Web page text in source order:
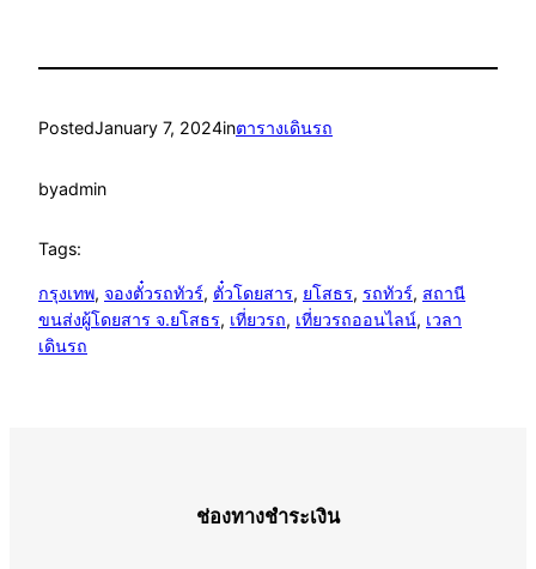
PostedJanuary 7, 2024inตารางเดินรถ
byadmin
Tags:
กรุงเทพ, จองตั๋วรถทัวร์, ตั๋วโดยสาร, ยโสธร, รถทัวร์, สถานี
ขนส่งผู้โดยสาร จ.ยโสธร, เที่ยวรถ, เที่ยวรถออนไลน์, เวลา
เดินรถ
ช่องทางชำระเงิน